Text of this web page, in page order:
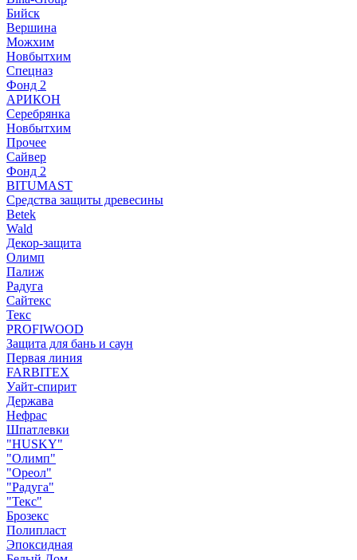
Бийск
Вершина
Можхим
Новбытхим
Спецназ
Фонд 2
АРИКОН
Серебрянка
Новбытхим
Прочее
Сайвер
Фонд 2
BITUMAST
Средства защиты древесины
Betek
Wald
Декор-защита
Олимп
Палиж
Радуга
Сайтекс
Текс
PROFIWOOD
Защита для бань и саун
Первая линия
FARBITEX
Уайт-спирит
Держава
Нефрас
Шпатлевки
"HUSKY"
"Олимп"
"Ореол"
"Радуга"
"Текс"
Брозекс
Полипласт
Эпоксидная